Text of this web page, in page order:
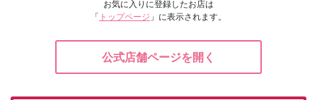
お気に入りに登録したお店は
「 トップページ 」に表示されます。
公式店舗ページを開く